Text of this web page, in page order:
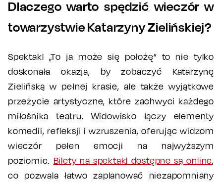
Dlaczego warto spędzić wieczór w
towarzystwie Katarzyny Zielińskiej?
Spektakl „To ja może się położę” to nie tylko
doskonała okazja, by zobaczyć Katarzynę
Zielińską w pełnej krasie, ale także wyjątkowe
przeżycie artystyczne, które zachwyci każdego
miłośnika teatru. Widowisko łączy elementy
komedii, refleksji i wzruszenia, oferując widzom
wieczór pełen emocji na najwyższym
poziomie. Bilety na spektakl dostępne są online,
co pozwala łatwo zaplanować niezapomniany